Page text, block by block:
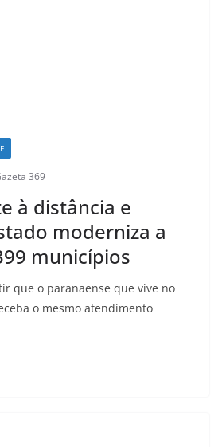
369
à distância e
moderniza a
municípios
que o paranaense que vive no
o mesmo atendimento